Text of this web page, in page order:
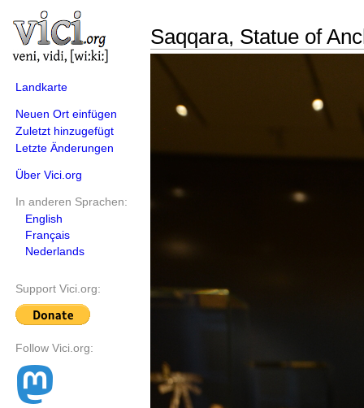
Landkarte
Neuen Ort einfügen
Zuletzt hinzugefügt
Letzte Änderungen
Über Vici.org
In anderen Sprachen:
English
Français
Nederlands
Support Vici.org:
Follow Vici.org:
Saqqara, Statue of